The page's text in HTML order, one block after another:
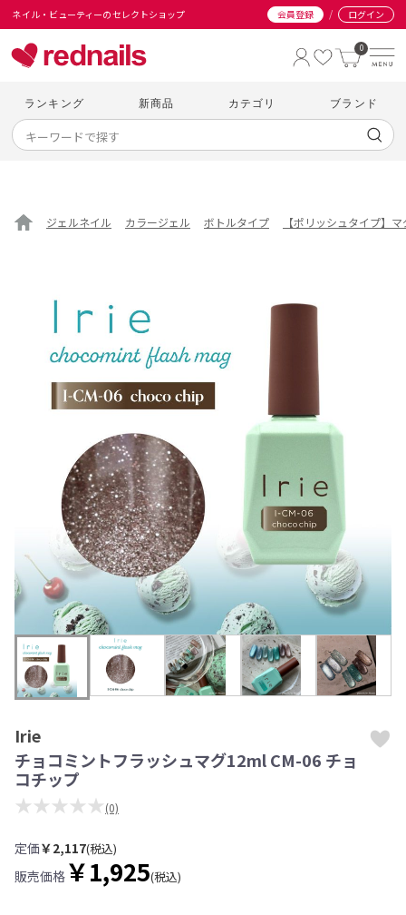
ネイル・ビューティーのセレクトショップ 会員登録 / ログイン
0
ランキング 新商品 カテゴリ ブランド
ジェルネイル カラージェル ボトルタイプ 【ポリッシュタイプ】
Irie
チョコミントフラッシュマグ12ml CM-06 チョ
コチップ
★★★★★ (0)
定価￥2,117(税込)
販売価格 ￥1,925(税込)